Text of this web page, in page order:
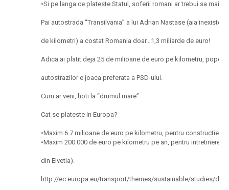
•Si pe langa ce plateste Statul, soferii romani ar trebui sa mai
Pai autostrada “Transilvania” a lui Adrian Nastase (aia
de kilometri) a costat Romania doar…1,3 miliarde de euro!
Adica ai platit deja 25 de milioane de euro pe kilometru, popor
autostrazilor e joaca preferata a PSD-ului.
Cum ar veni, hoti la “drumul mare”.
Cat se plateste in Europa?
•Maxim 6.7 milioane de euro pe kilometru, pentru constructie
•Maxim 200.000 de euro pe kilometru pe an, pentru intretinere
din Elvetia).
http://ec.europa.eu/transport/themes/sustainable/studies/